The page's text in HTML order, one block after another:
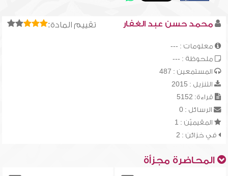
تقييم المادة: محمد حسن عبد الغفار
معلومات : ---
ملحوظة : ---
المستمعين : 487
التنزيل : 2015
قراءة: 5152
الرسائل : 0
المقيميّن : 1
في خزائن : 2
المحاضرة مجزأة